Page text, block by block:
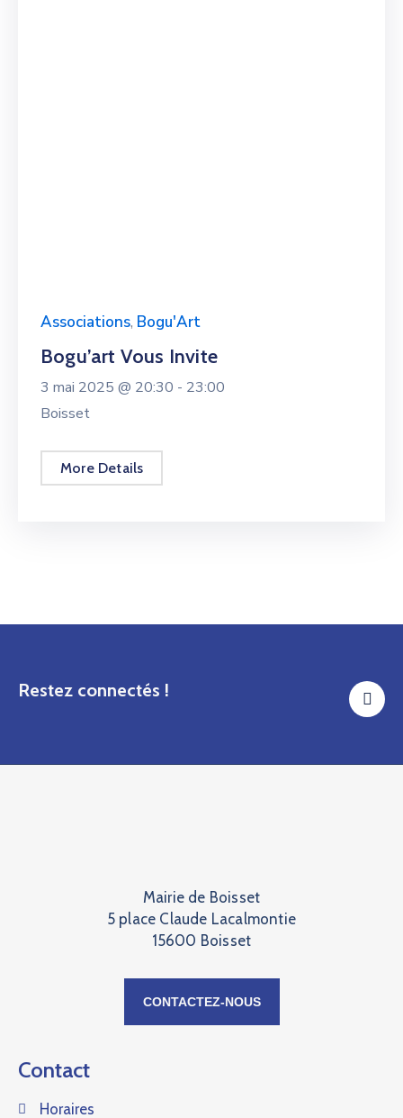
Associations, Bogu'Art
Bogu’art Vous Invite
3 mai 2025 @ 20:30 - 23:00
Boisset
More Details
Restez connectés !
Mairie de Boisset
5 place Claude Lacalmontie
15600 Boisset
CONTACTEZ-NOUS
Contact
Horaires